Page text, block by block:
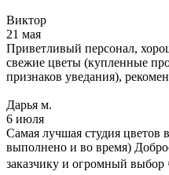
Виктор
21 мая
Приветливый персонал,
свежие цветы (купленные
признаков уведания),
Дарья м.
6 июля
Самая лучшая студия цветов
выполнено и во время)
заказчику и огромный